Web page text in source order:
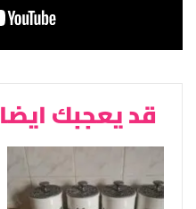
قد يعجبك ايضا